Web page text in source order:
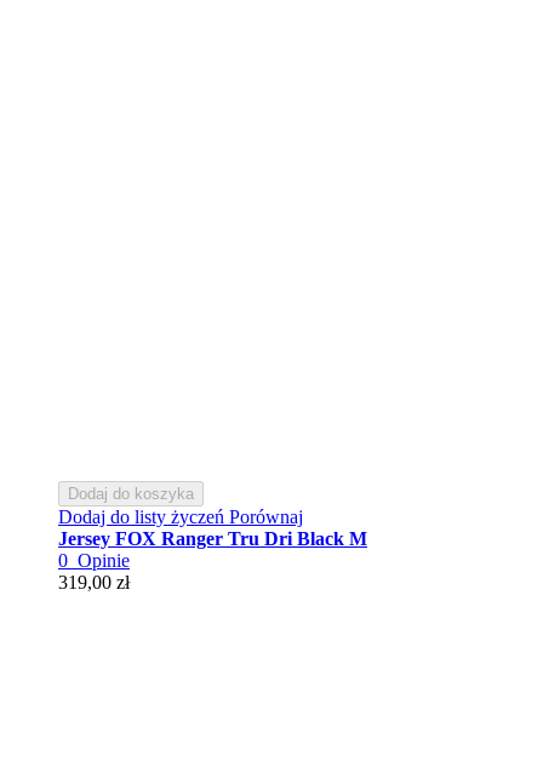
Dodaj do koszyka
Dodaj do listy życzeń Porównaj
Jersey FOX Ranger Tru Dri Black M
0 Opinie
319,00 zł